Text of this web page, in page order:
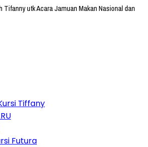
Tifanny utk Acara Jamuan Makan Nasional dan
Tiffany
Futura